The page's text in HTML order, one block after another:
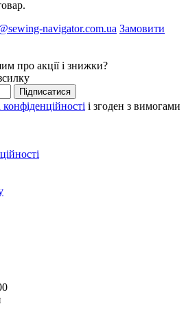
navigator.com.ua Замовити
про акції і знижки?
Підписатися
і згоден з вимогами